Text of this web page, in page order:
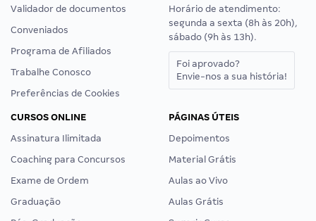
Validador de documentos
Conveniados
Programa de Afiliados
Trabalhe Conosco
Preferências de Cookies
Horário de atendimento:
segunda a sexta (8h às 20h),
sábado (9h às 13h).
Foi aprovado?
Envie-nos a sua história!
CURSOS ONLINE
Assinatura Ilimitada
Coaching para Concursos
Exame de Ordem
Graduação
PÁGINAS ÚTEIS
Depoimentos
Material Grátis
Aulas ao Vivo
Aulas Grátis